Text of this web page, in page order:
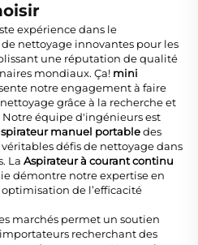
expérience dans le
nettoyage innovantes pour les
une réputation de qualité
mondiaux. Ça! mini
notre engagement à faire
grâce à la recherche et
équipe d'ingénieurs est
manuel portabledes
défis de nettoyage dans
La Aspirateur à courant continu
démontre notre expertise en
de l’efficacité
marchés permet un soutien
recherchant des